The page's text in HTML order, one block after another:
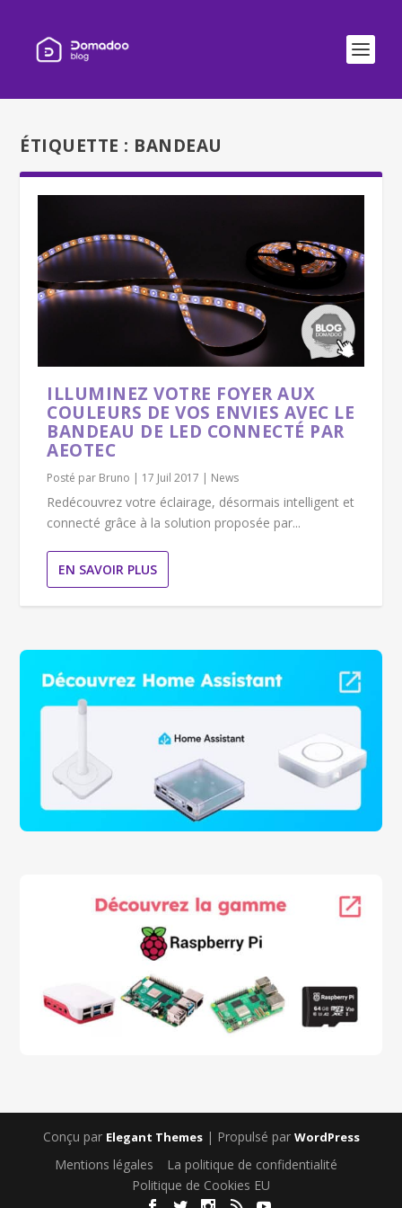
ÉTIQUETTE : BANDEAU
ILLUMINEZ VOTRE FOYER AUX
COULEURS DE VOS ENVIES AVEC LE
BANDEAU DE LED CONNECTÉ PAR
AEOTEC
Posté par Bruno | 17 Juil 2017 | News
Redécouvrez votre éclairage, désormais intelligent et
connecté grâce à la solution proposée par...
EN SAVOIR PLUS
Conçu par Elegant Themes| Propulsé par WordPress
Mentions légales
La politique de confidentialité
Politique de Cookies EU